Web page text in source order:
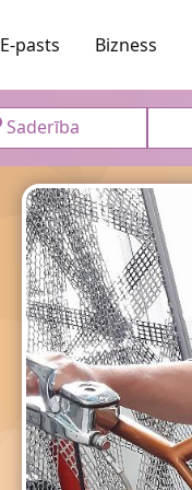
E-pasts Bizness
Saderība